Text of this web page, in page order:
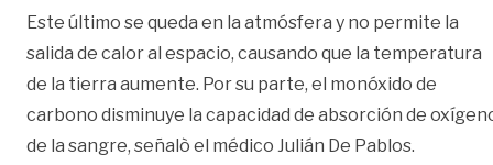
Este último se queda en la atmósfera y no permite la
salida de calor al espacio, causando que la temperatura
de la tierra aumente. Por su parte, el monóxido de
carbono disminuye la capacidad de absorción de
de la sangre, señalò el médico Julián De Pablos.